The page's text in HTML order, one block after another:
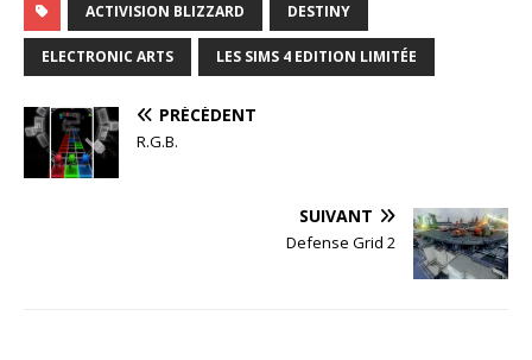
ACTIVISION BLIZZARD DESTINY
ELECTRONIC ARTS LES SIMS 4 EDITION LIMITÉE
PRÉCÉDENT
R.G.B.
SUIVANT
Defense Grid 2